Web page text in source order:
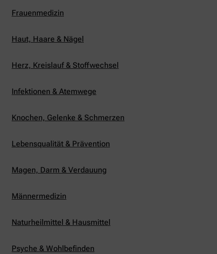
Frauenmedizin
Haut, Haare & Nägel
Herz, Kreislauf & Stoffwechsel
Infektionen & Atemwege
Knochen, Gelenke & Schmerzen
Lebensqualität & Prävention
Magen, Darm & Verdauung
Männermedizin
Naturheilmittel & Hausmittel
Psyche & Wohlbefinden